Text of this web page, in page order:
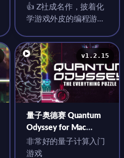
英文原生版
👍 Z社成名作，披着化
学游戏外皮的编程游
化
v1.2.15
量子奥德赛 Quantum
Odyssey for Mac
v1.2.15 英文原生版
非常好的量子计算入门
游戏